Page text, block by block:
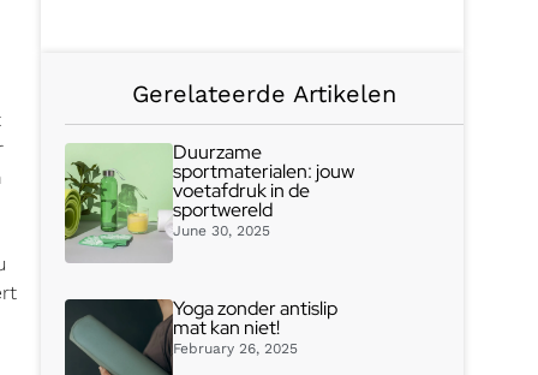
Gerelateerde Artikelen
Duurzame
sportmaterialen: jouw
voetafdruk in de
sportwereld
June 30, 2025
Yoga zonder antislip
mat kan niet!
February 26, 2025